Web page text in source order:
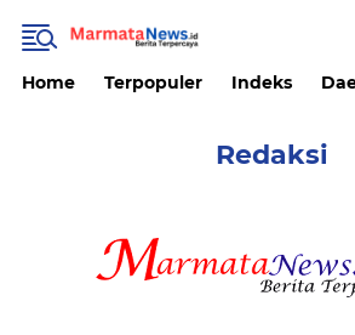
Home Terpopuler Indeks
Redaksi